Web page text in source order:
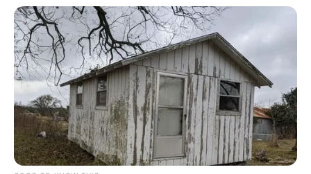
8 Kata Lucu Seputar Malam
Minggu ala Jomblo yang Bikin
Ngenes